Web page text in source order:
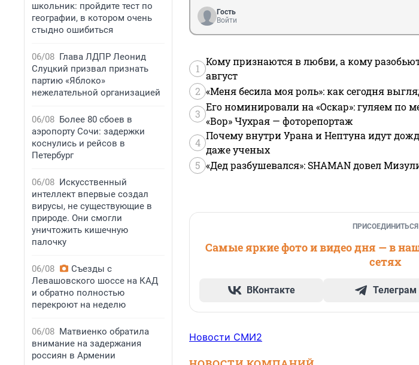
школьник: пройдите тест по
географии, в котором очень
стыдно ошибиться
06/08 Глава ЛДПР Леонид
Слуцкий призвал признать
партию «Яблоко»
нежелательной организацией
06/08 Более 80 сбоев в
аэропорту Сочи: задержки
коснулись и рейсов в
Петербург
06/08 Искусственный
интеллект впервые создал
вирусы, не существующие в
природе. Они смогли
уничтожить кишечную
палочку
06/08
Съезды с
Левашовского шоссе на КАД
и обратно полностью
перекроют на неделю
06/08 Матвиенко обратила
внимание на задержания
россиян в Армении
Гость
Войти
1
Кому признаются в любви, а кому
август
2 «Меня бесила моя роль»: как сегодня
3
Его номинировали на «Оскар»: гуляем по
«Вор» Чухрая — фоторепортаж
4
Почему внутри Урана и Нептуна идут
даже ученых
5 «Дед разбушевался»: SHAMAN довел
ПРИСОЕДИНИТЬСЯ
Самые яркие фото и видео дня — в
сетях
ВКонтакте Телеграм
Новости СМИ2